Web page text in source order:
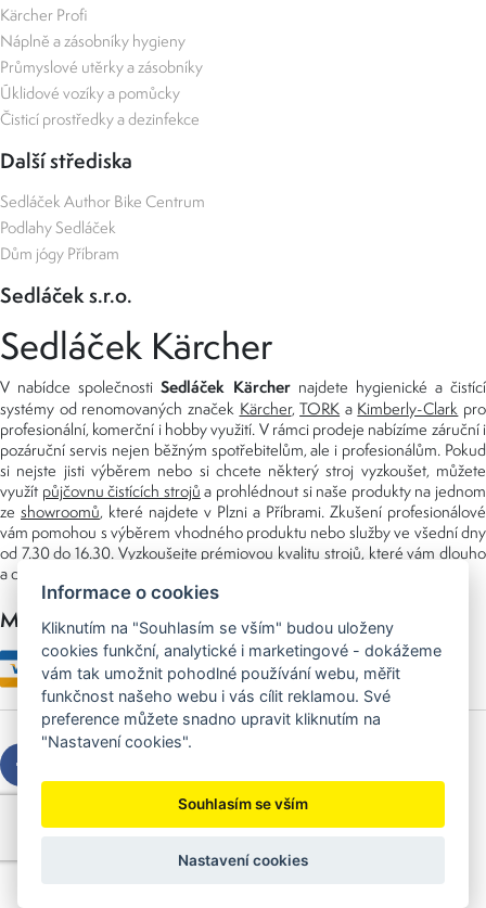
Kärcher Profi
Náplně a zásobníky hygieny
Průmyslové utěrky a zásobníky
Úklidové vozíky a pomůcky
Čisticí prostředky a dezinfekce
Další střediska
Sedláček Author Bike Centrum
Podlahy Sedláček
Dům jógy Příbram
Sedláček s.r.o.
Sedláček Kärcher
V nabídce společnostiSedláček Kärchernajdete hygienické a čistící
systémy od renomovaných značek Kärcher,TORK a Kimberly-Clark pro
profesionální, komerční i hobby využití. V rámci prodeje nabízíme záruční i
pozáruční servis nejen běžným spotřebitelům, ale i profesionálům. Pokud
si nejste jisti výběrem nebo si chcete některý stroj vyzkoušet, můžete
využít půjčovnu čistících strojů a prohlédnout si naše produkty na jednom
ze showroomů, které najdete v Plzni a Příbrami. Zkušení profesionálové
vám pomohou s výběrem vhodného produktu nebo služby ve všední dny
od 7.30 do 16.30. Vyzkoušejte prémiovou kvalitu strojů, které vám dlouho
a dobře poslouží nejen doma, ale i v zaměstnání.
Možnosti platby
Copyright © 2026 Sedláček s.r.o.
Created byOLC Webdesign
Informace o cookies
Kliknutím na "Souhlasím se vším" budou uloženy
cookies funkční, analytické i marketingové - dokážeme
vám tak umožnit pohodlné používání webu, měřit
funkčnost našeho webu i vás cílit reklamou. Své
preference můžete snadno upravit kliknutím na
"Nastavení cookies".
Souhlasím se vším
Nastavení cookies